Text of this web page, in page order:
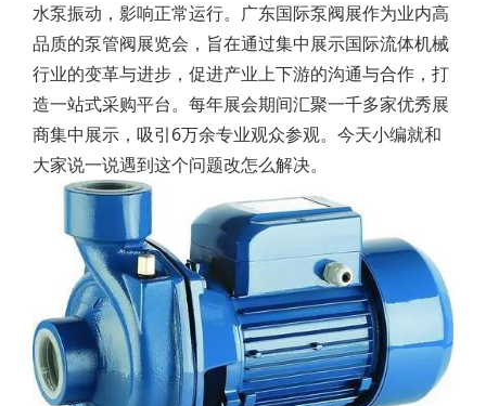
水泵振动，影响正常运行。广东国际泵阀展作为业内高
品质的泵管阀展览会，旨在通过集中展示国际流体机械
行业的变革与进步，促进产业上下游的沟通与合作，打
造一站式采购平台。每年展会期间汇聚一千多家优秀展
商集中展示，吸引6万余专业观众参观。今天小编就和
大家说一说遇到这个问题改怎么解决。